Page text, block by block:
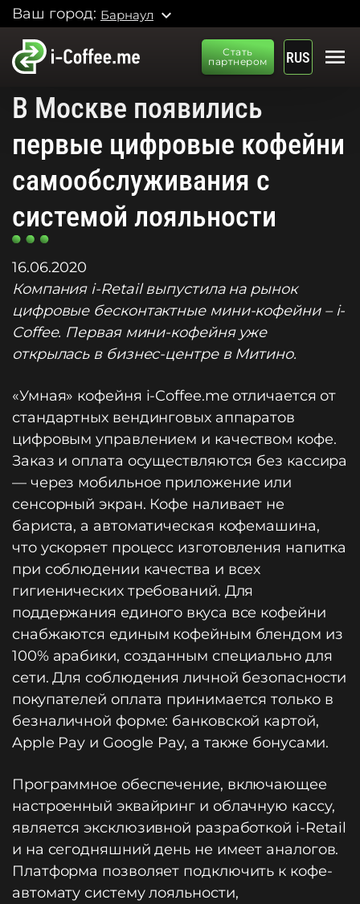
Ваш город: Барнаул expand_more
Стать
партнером
RUS menu
В Москве появились
первые цифровые кофейни
самообслуживания с
системой лояльности
16.06.2020
Компания i-Retail выпустила на рынок
цифровые бесконтактные мини-кофейни – i-
Coffee. Первая мини-кофейня уже
открылась в бизнес-центре в Митино.
«Умная» кофейня i-Coffee.me отличается от
стандартных вендинговых аппаратов
цифровым управлением и качеством кофе.
Заказ и оплата осуществляются без кассира
— через мобильное приложение или
сенсорный экран. Кофе наливает не
бариста, а автоматическая кофемашина,
что ускоряет процесс изготовления напитка
при соблюдении качества и всех
гигиенических требований. Для
поддержания единого вкуса все кофейни
снабжаются единым кофейным блендом из
100% арабики, созданным специально для
сети. Для соблюдения личной безопасности
покупателей оплата принимается только в
безналичной форме: банковской картой,
Apple Pay и Google Pay, а также бонусами.
Программное обеспечение, включающее
настроенный эквайринг и облачную кассу,
является эксклюзивной разработкой i-Retail
и на сегодняшний день не имеет аналогов.
Платформа позволяет подключить к кофе-
автомату систему лояльности,